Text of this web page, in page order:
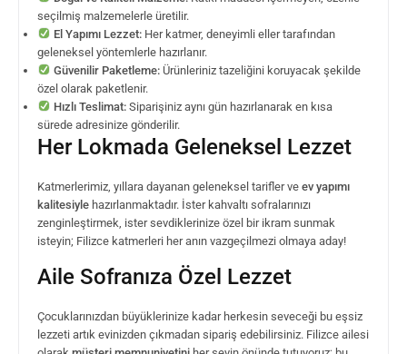
seçilmiş malzemelerle üretilir.
El Yapımı Lezzet:Her katmer, deneyimli eller tarafından
geleneksel yöntemlerle hazırlanır.
Güvenilir Paketleme:Ürünleriniz tazeliğini koruyacak şekilde
özel olarak paketlenir.
Hızlı Teslimat:Siparişiniz aynı gün hazırlanarak en kısa
sürede adresinize gönderilir.
Her Lokmada Geleneksel Lezzet
Katmerlerimiz, yıllara dayanan geleneksel tarifler ve ev yapımı
kalitesiyle hazırlanmaktadır. İster kahvaltı sofralarınızı
zenginleştirmek, ister sevdiklerinize özel bir ikram sunmak
isteyin; Filizce katmerleri her anın vazgeçilmezi olmaya aday!
Aile Sofranıza Özel Lezzet
Çocuklarınızdan büyüklerinize kadar herkesin seveceği bu eşsiz
lezzeti artık evinizden çıkmadan sipariş edebilirsiniz. Filizce ailesi